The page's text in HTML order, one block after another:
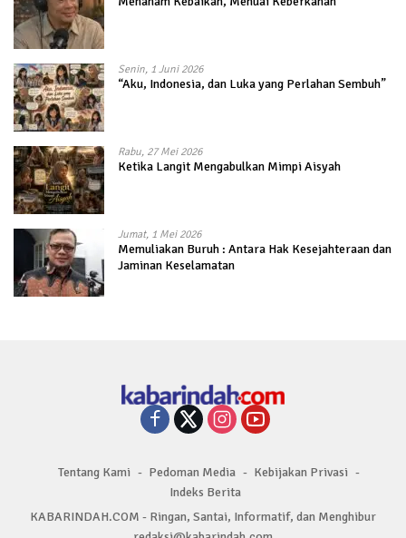
Senin, 1 Juni 2026
“Aku, Indonesia, dan Luka yang Perlahan Sembuh”
Rabu, 27 Mei 2026
Ketika Langit Mengabulkan Mimpi Aisyah
Jumat, 1 Mei 2026
Memuliakan Buruh : Antara Hak Kesejahteraan dan
Jaminan Keselamatan
Tentang Kami Pedoman Media
Kebijakan Privasi
Indeks Berita
KABARINDAH.COM - Ringan, Santai, Informatif, dan Menghibur